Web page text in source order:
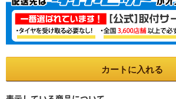
カートに入れる